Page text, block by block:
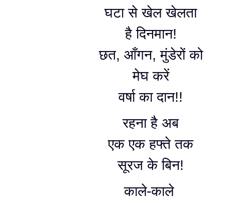
घटा से खेल खेलता
है दिनमान!
छत, आँगन, मुंडेरों को
मेघ करें
वर्षा का दान!!
रहना है अब
एक एक हफ्ते तक
सूरज के बिन!
काले-काले